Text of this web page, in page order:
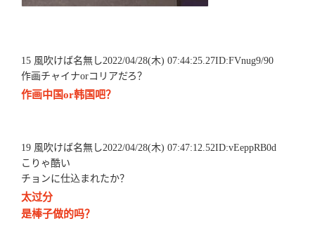
15 風吹けば名無し2022/04/28(木) 07:44:25.27ID:FVnug9/90
作画チャイナorコリアだろ？
作画中国or韩国吧？
19 風吹けば名無し2022/04/28(木) 07:47:12.52ID:vEeppRB0d
こりゃ酷い
チョンに仕込まれたか？
太过分
是棒子做的吗？